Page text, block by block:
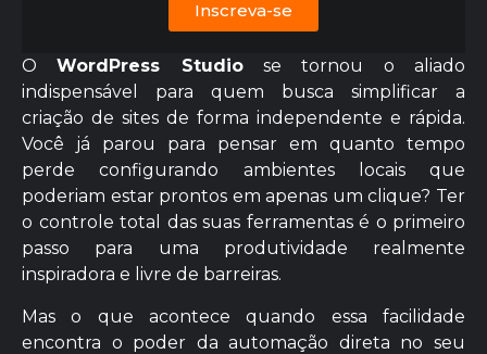
Inscreva-se
OWordPress Studiose tornou o aliado
indispensável para quem busca simplificar a
criação de sites de forma independente e rápida.
Você já parou para pensar em quanto tempo
perde configurando ambientes locais que
poderiam estar prontos em apenas um clique? Ter
o controle total das suas ferramentas é o primeiro
passo para uma produtividade realmente
inspiradora e livre de barreiras.
Mas o que acontece quando essa facilidade
encontra o poder da automação direta no seu